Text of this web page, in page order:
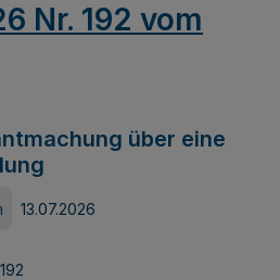
Nr. 192 vom
über eine
13.07.2026
192